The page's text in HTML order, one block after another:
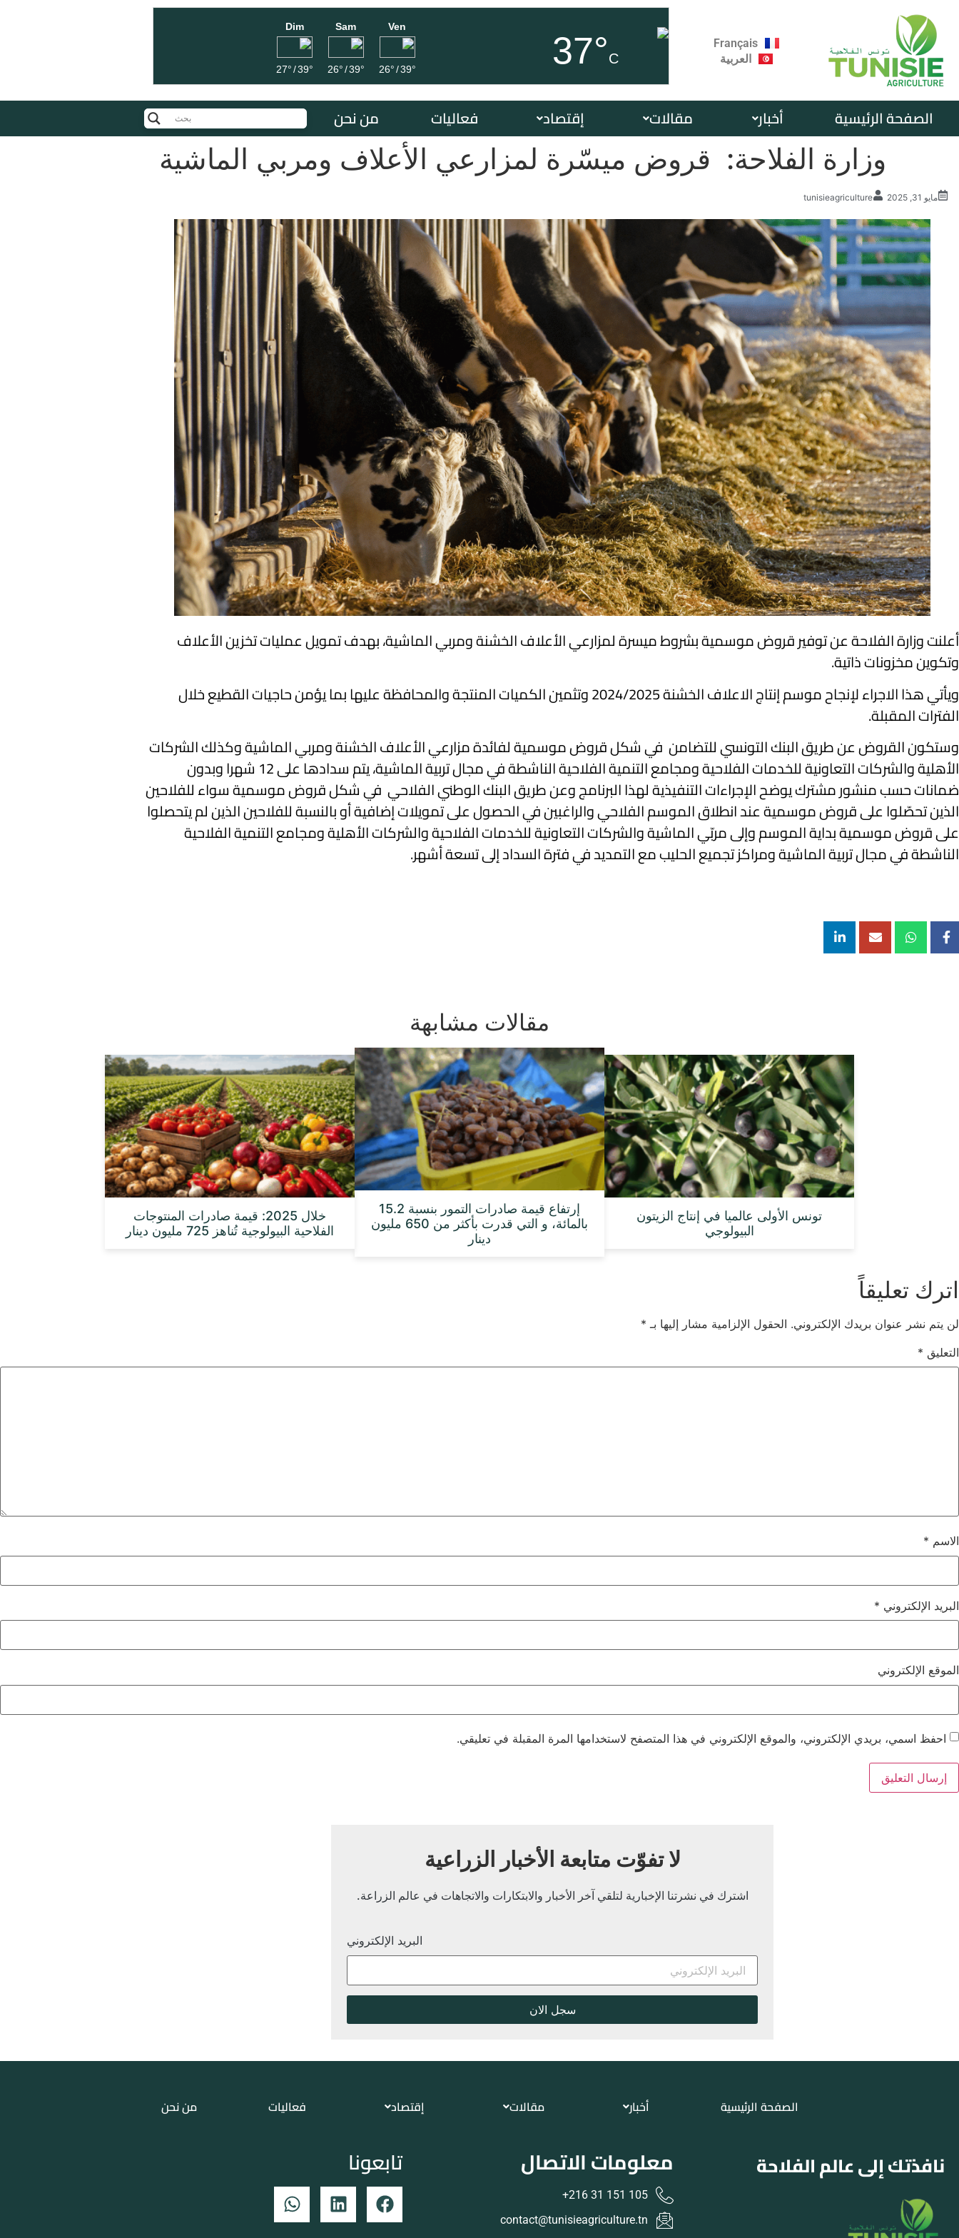
Français
العربية
37°C
Ven
39°
/
26°
Sam
39°
/
26°
Dim
39°
/
27°
الصفحة الرئيسية أخبار مقالات إقتصاد فعاليات من نحن
وزارة الفلاحة: قروض ميسّرة لمزارعي الأعلاف ومربي الماشية
مايو 31, 2025 tunisieagriculture
أعلنت وزارة الفلاحة عن توفير قروض موسمية بشروط ميسرة لمزارعي الأعلاف الخشنة ومربي الماشية، بهدف تمويل عمليات تخزين الأعلاف
وتكوين مخزونات ذاتية.
ويأتي هذا الاجراء لإنجاح موسم إنتاج الاعلاف الخشنة 2024/2025 وتثمين الكميات المنتجة والمحافظة عليها بما يؤمن حاجيات القطيع خلال
الفترات المقبلة.
وستكون القروض عن طريق البنك التونسي للتضامن في شكل قروض موسمية لفائدة مزارعي الأعلاف الخشنة ومربي الماشية وكذلك الشركات
الأهلية والشركات التعاونية للخدمات الفلاحية ومجامع التنمية الفلاحية الناشطة في مجال تربية الماشية، يتم سدادها على 12 شهرا وبدون
ضمانات حسب منشور مشترك يوضح الإجراءات التنفيذية لهذا البرنامج وعن طريق البنك الوطني الفلاحي في شكل قروض موسمية سواء للفلاحين
الذين تحصّلوا على قروض موسمية عند انطلاق الموسم الفلاحي والراغبين في الحصول على تمويلات إضافية أو بالنسبة للفلاحين الذين لم يتحصلوا
على قروض موسمية بداية الموسم وإلى مربّي الماشية والشركات التعاونية للخدمات الفلاحية والشركات الأهلية ومجامع التنمية الفلاحية
الناشطة في مجال تربية الماشية ومراكز تجميع الحليب مع التمديد في فترة السداد إلى تسعة أشهر.
مقالات مشابهة
تونس الأولى عالميا في إنتاج الزيتون
البيولوجي
إرتفاع قيمة صادرات التمور بنسبة 15.2
بالمائة، و التي قدرت بأكثر من 650 مليون
دينار
خلال 2025: قيمة صادرات المنتوجات
الفلاحية البيولوجية تُناهز 725 مليون دينار
اترك تعليقاً
لن يتم نشر عنوان بريدك الإلكتروني. الحقول الإلزامية مشار إليها بـ *
التعليق *
الاسم *
البريد الإلكتروني *
الموقع الإلكتروني
احفظ اسمي، بريدي الإلكتروني، والموقع الإلكتروني في هذا المتصفح لاستخدامها المرة المقبلة في تعليقي.
لا تفوّت متابعة الأخبار الزراعية
اشترك في نشرتنا الإخبارية لتلقي آخر الأخبار والابتكارات والاتجاهات في عالم الزراعة.
البريد الإلكتروني
الصفحة الرئيسية أخبار مقالات إقتصاد فعاليات من نحن
نافذتك إلى عالم الفلاحة معلومات الاتصال
105 151 31 216+
contact@tunisieagriculture.tn
تابعونا